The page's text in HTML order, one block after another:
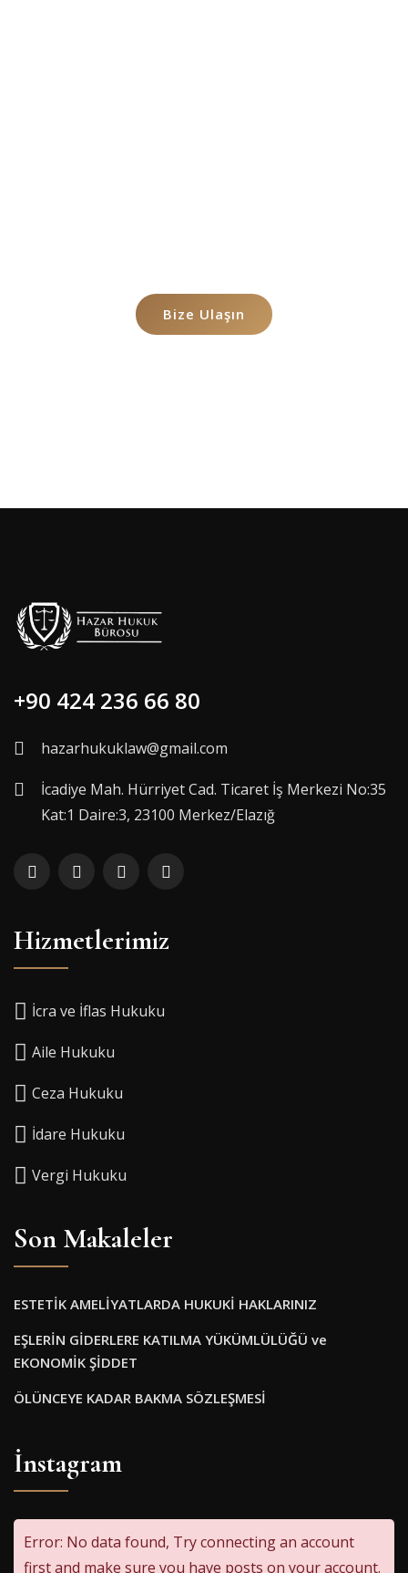
Bize Ulaşın
+90 424 236 66 80
hazarhukuklaw@gmail.com
İcadiye Mah. Hürriyet Cad. Ticaret İş Merkezi No:35
Kat:1 Daire:3, 23100 Merkez/Elazığ
Hizmetlerimiz
İcra ve İflas Hukuku
Aile Hukuku
Ceza Hukuku
İdare Hukuku
Vergi Hukuku
Son Makaleler
ESTETİK AMELİYATLARDA HUKUKİ HAKLARINIZ
EŞLERİN GİDERLERE KATILMA YÜKÜMLÜLÜĞÜ ve
EKONOMİK ŞİDDET
ÖLÜNCEYE KADAR BAKMA SÖZLEŞMESİ
İnstagram
Error: No data found, Try connecting an account
first and make sure you have posts on your account.